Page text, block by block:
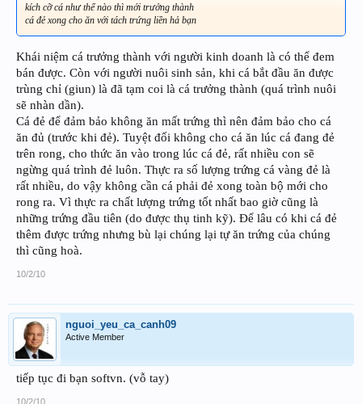
kích cỡ cá như thế nào thì mới trưởng thành
cá đẻ xong cho ăn với tách trứng liền hả bạn
Khái niệm cá trưởng thành với người kinh doanh là có thể đem
bán được. Còn với người nuôi sinh sản, khi cá bắt đầu ăn được
trùng chỉ (giun) là đã tạm coi là cá trưởng thành (quá trình nuôi
sẽ nhàn dần).
Cá đẻ để đảm bảo không ăn mất trứng thì nên đảm bảo cho cá
ăn đủ (trước khi đẻ). Tuyệt đối không cho cá ăn lúc cá đang đẻ
trên rong, cho thức ăn vào trong lúc cá đẻ, rất nhiều con sẽ
ngừng quá trình đẻ luôn. Thực ra số lượng trứng cá vàng đẻ là
rất nhiều, do vậy không cần cá phải đẻ xong toàn bộ mới cho
rong ra. Vì thực ra chất lượng trứng tốt nhất bao giờ cũng là
những trứng đầu tiên (do được thụ tinh kỹ). Để lâu có khi cá đẻ
thêm được trứng nhưng bù lại chúng lại tự ăn trứng của chúng
thì cũng hoà.
10/2/10
nguoi_yeu_ca_canh09
Active Member
tiếp tục đi bạn softvn. (vỗ tay)
10/2/10